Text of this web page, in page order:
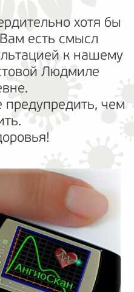
хотя бы
есть смысл
к нашему
Людмиле
чем